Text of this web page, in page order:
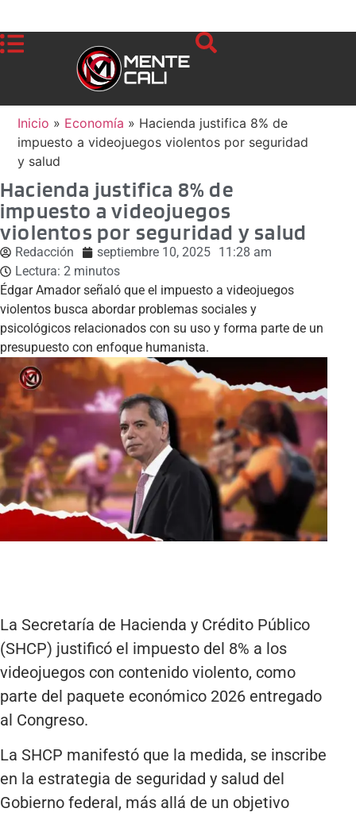
Inicio » Economía » Hacienda justifica 8% de
impuesto a videojuegos violentos por seguridad
y salud
Hacienda justifica 8% de
impuesto a videojuegos
violentos por seguridad y salud
Redacción septiembre 10, 2025 11:28 am
Lectura: 2 minutos
Édgar Amador señaló que el impuesto a videojuegos
violentos busca abordar problemas sociales y
psicológicos relacionados con su uso y forma parte de un
presupuesto con enfoque humanista.
La Secretaría de Hacienda y Crédito Público
(SHCP) justificó el impuesto del 8% a los
videojuegos con contenido violento, como
parte del paquete económico 2026 entregado
al Congreso.
La SHCP manifestó que la medida, se inscribe
en la estrategia de seguridad y salud del
Gobierno federal, más allá de un objetivo